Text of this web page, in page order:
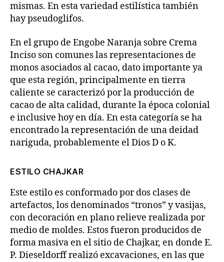
mismas. En esta variedad estilística también
hay pseudoglifos.
En el grupo de Engobe Naranja sobre Crema
Inciso son comunes las representaciones de
monos asociados al cacao, dato importante ya
que esta región, principalmente en tierra
caliente se caracterizó por la producción de
cacao de alta calidad, durante la época colonial
e inclusive hoy en día. En esta categoría se ha
encontrado la representación de una deidad
nariguda, probablemente el Dios D o K.
ESTILO CHAJKAR
Este estilo es conformado por dos clases de
artefactos, los denominados “tronos” y vasijas,
con decoración en plano relieve realizada por
medio de moldes. Estos fueron producidos de
forma masiva en el sitio de Chajkar, en donde E.
P. Dieseldorff realizó excavaciones, en las que